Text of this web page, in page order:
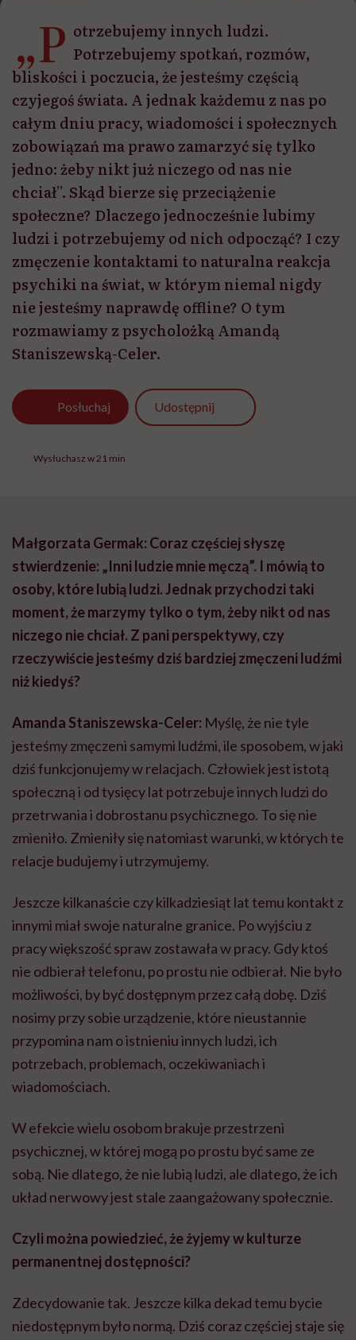
„P otrzebujemy innych ludzi.
Potrzebujemy spotkań, rozmów,
bliskości i poczucia, że jesteśmy częścią
czyjegoś świata. A jednak każdemu z nas po
całym dniu pracy, wiadomości i społecznych
zobowiązań ma prawo zamarzyć się tylko
jedno: żeby nikt już niczego od nas nie
chciał”. Skąd bierze się przeciążenie
społeczne? Dlaczego jednocześnie lubimy
ludzi i potrzebujemy od nich odpocząć? I czy
zmęczenie kontaktami to naturalna reakcja
psychiki na świat, w którym niemal nigdy
nie jesteśmy naprawdę offline? O tym
rozmawiamy z psycholożką Amandą
Staniszewską-Celer.
Posłuchaj Udostępnij
Wysłuchasz w 21 min
Małgorzata Germak: Coraz częściej słyszę
stwierdzenie: „Inni ludzie mnie męczą”. I mówią to
osoby, które lubią ludzi. Jednak przychodzi taki
moment, że marzymy tylko o tym, żeby nikt od nas
niczego nie chciał. Z pani perspektywy, czy
rzeczywiście jesteśmy dziś bardziej zmęczeni ludźmi
niż kiedyś?
Amanda Staniszewska-Celer: Myślę, że nie tyle
jesteśmy zmęczeni samymi ludźmi, ile sposobem, w jaki
dziś funkcjonujemy w relacjach. Człowiek jest istotą
społeczną i od tysięcy lat potrzebuje innych ludzi do
przetrwania i dobrostanu psychicznego. To się nie
zmieniło. Zmieniły się natomiast warunki, w których te
relacje budujemy i utrzymujemy.
Jeszcze kilkanaście czy kilkadziesiąt lat temu kontakt z
innymi miał swoje naturalne granice. Po wyjściu z
pracy większość spraw zostawała w pracy. Gdy ktoś
nie odbierał telefonu, po prostu nie odbierał. Nie było
możliwości, by być dostępnym przez całą dobę. Dziś
nosimy przy sobie urządzenie, które nieustannie
przypomina nam o istnieniu innych ludzi, ich
potrzebach, problemach, oczekiwaniach i
wiadomościach.
W efekcie wielu osobom brakuje przestrzeni
psychicznej, w której mogą po prostu być same ze
sobą. Nie dlatego, że nie lubią ludzi, ale dlatego, że ich
układ nerwowy jest stale zaangażowany społecznie.
Czyli można powiedzieć, że żyjemy w kulturze
permanentnej dostępności?
Zdecydowanie tak. Jeszcze kilka dekad temu bycie
niedostępnym było normą. Dziś coraz częściej staje się